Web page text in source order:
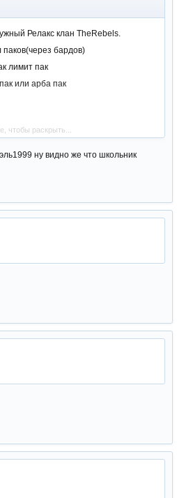
Релакс клан TheRebels.
бардов)
лимит пак
или арба пак
осады тв эпики
или пишите на форуме в лс
чтобы раскрыть...
ну видно же что школьник